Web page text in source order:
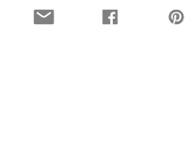
à son grand âge, mais dans